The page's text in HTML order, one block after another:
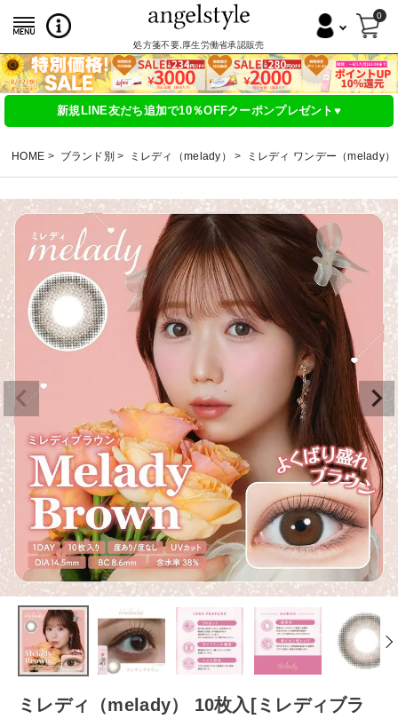
処方箋不要,厚生労働省承認販売
0
新規LINE友だち追加で10％OFFクーポンプレゼント♥
HOME ブランド別 ミレディ（melady） ミレディ ワンデー（melady）
ミレディ（melady） 10枚入[ミレディブラ